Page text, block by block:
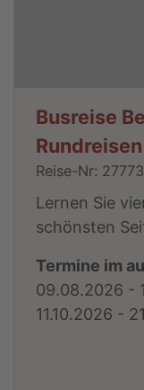
Busreise
Rundreisen
Reise-Nr:
Lernen Sie
schönsten
Termine im
09.08.2026 -
11.10.2026 -